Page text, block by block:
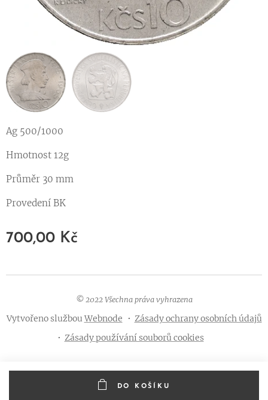
Ag 500/1000
Hmotnost 12g
Průměr 30 mm
Provedení BK
700,00 Kč
DO KOŠÍKU
© 2022 Všechna práva vyhrazena
Vytvořeno službouWebnode
Zásady ochrany osobních údajů
Zásady používání souborů cookies